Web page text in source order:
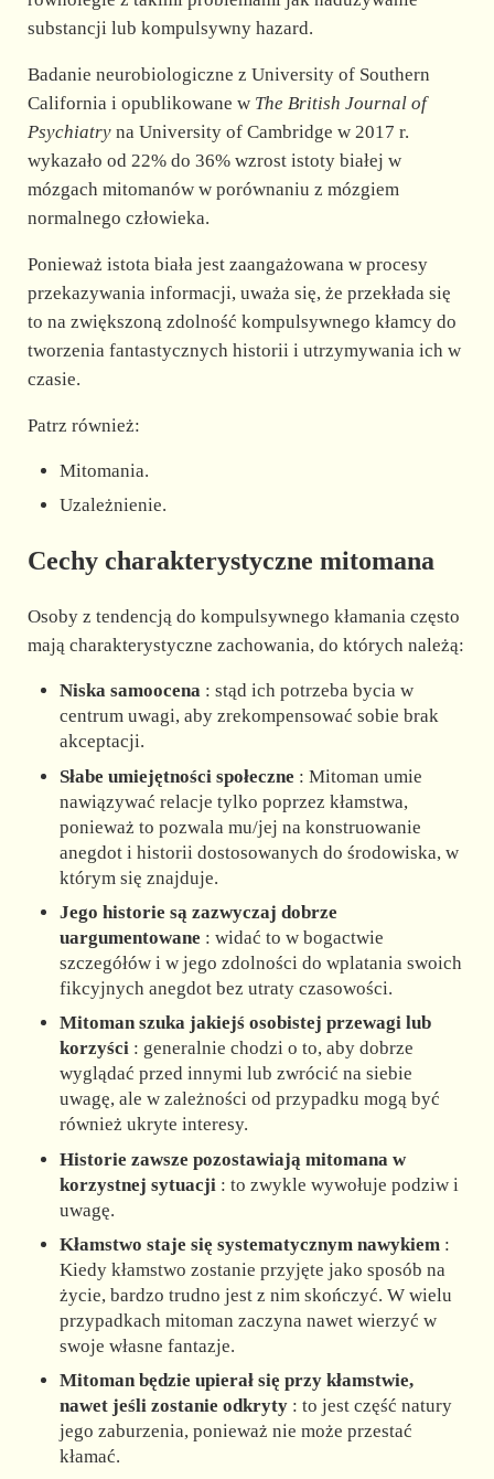
substancji lub kompulsywny hazard.
Badanie neurobiologiczne z University of Southern
California i opublikowane w The British Journal of
Psychiatryna University of Cambridge w 2017 r.
wykazało od 22% do 36% wzrost istoty białej w
mózgach mitomanów w porównaniu z mózgiem
normalnego człowieka.
Ponieważ istota biała jest zaangażowana w procesy
przekazywania informacji, uważa się, że przekłada się
to na zwiększoną zdolność kompulsywnego kłamcy do
tworzenia fantastycznych historii i utrzymywania ich w
czasie.
Patrz również:
Mitomania.
Uzależnienie.
Cechy charakterystyczne mitomana
Osoby z tendencją do kompulsywnego kłamania często
mają charakterystyczne zachowania, do których należą:
Niska samoocena : stąd ich potrzeba bycia w
centrum uwagi, aby zrekompensować sobie brak
akceptacji.
Słabe umiejętności społeczne : Mitoman umie
nawiązywać relacje tylko poprzez kłamstwa,
ponieważ to pozwala mu/jej na konstruowanie
anegdot i historii dostosowanych do środowiska, w
którym się znajduje.
Jego historie są zazwyczaj dobrze
uargumentowane : widać to w bogactwie
szczegółów i w jego zdolności do wplatania swoich
fikcyjnych anegdot bez utraty czasowości.
Mitoman szuka jakiejś osobistej przewagi lub
korzyści : generalnie chodzi o to, aby dobrze
wyglądać przed innymi lub zwrócić na siebie
uwagę, ale w zależności od przypadku mogą być
również ukryte interesy.
Historie zawsze pozostawiają mitomana w
korzystnej sytuacji : to zwykle wywołuje podziw i
uwagę.
Kłamstwo staje się systematycznym nawykiem :
Kiedy kłamstwo zostanie przyjęte jako sposób na
życie, bardzo trudno jest z nim skończyć. W wielu
przypadkach mitoman zaczyna nawet wierzyć w
swoje własne fantazje.
Mitoman będzie upierał się przy kłamstwie,
nawet jeśli zostanie odkryty : to jest część natury
jego zaburzenia, ponieważ nie może przestać
kłamać.